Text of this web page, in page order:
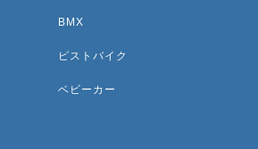
BMX
ピストバイク
ベビーカー